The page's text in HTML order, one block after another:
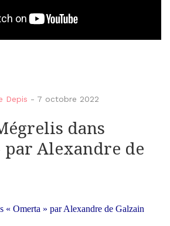
Depis - 7 octobre 2022
dans
par Alexandre de
« Omerta » par Alexandre de Galzain